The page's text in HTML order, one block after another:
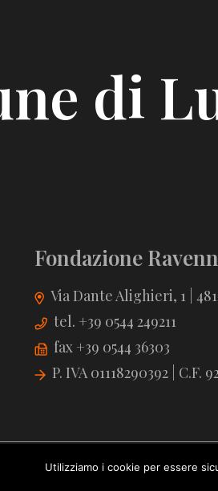
di
Fondazione
Via Dante Alighieri, 1 |
tel. +39 0544 249211
fax +39 0544 36303
P. IVA 01118290392 | C.F.
©
Utilizziamo i cookie per essere